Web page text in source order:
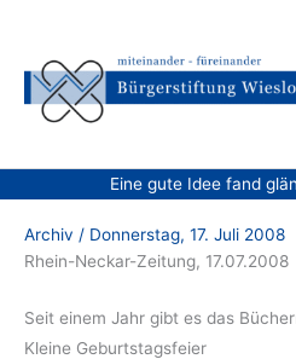
springen
Eine gute Idee fand
Archiv / Donnerstag, 17. Juli 2008
Rhein-Neckar-Zeitung, 17.07.2008
Seit einem Jahr gibt es das
Kleine Geburtstagsfeier